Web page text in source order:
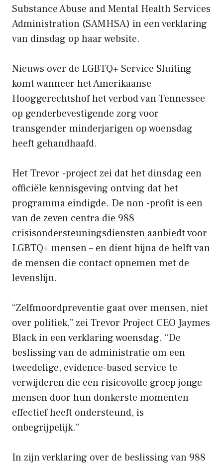
Substance Abuse and Mental Health Services
Administration (SAMHSA) in een verklaring
van dinsdag op haar website.
Nieuws over de LGBTQ+ Service Sluiting
komt wanneer het Amerikaanse
Hooggerechtshof het verbod van Tennessee
op genderbevestigende zorg voor
transgender minderjarigen op woensdag
heeft gehandhaafd.
Het Trevor -project zei dat het dinsdag een
officiële kennisgeving ontving dat het
programma eindigde. De non -profit is een
van de zeven centra die 988
crisisondersteuningsdiensten aanbiedt voor
LGBTQ+ mensen – en dient bijna de helft van
de mensen die contact opnemen met de
levenslijn.
“Zelfmoordpreventie gaat over mensen, niet
over politiek,” zei Trevor Project CEO Jaymes
Black in een verklaring woensdag. “De
beslissing van de administratie om een ​​
tweedelige, evidence-based service te
verwijderen die een risicovolle groep jonge
mensen door hun donkerste momenten
effectief heeft ondersteund, is
onbegrijpelijk.”
In zijn verklaring over de beslissing van 988